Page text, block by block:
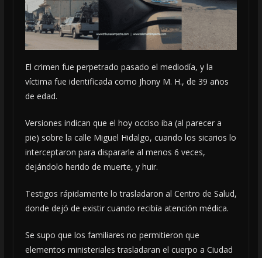
El crimen fue perpetrado pasado el mediodía, y la
víctima fue identificada como Jhony M. H., de 39 años
de edad.
Versiones indican que el hoy occiso iba (al parecer a
pie) sobre la calle Miguel Hidalgo, cuando los sicarios lo
interceptaron para dispararle al menos 6 veces,
dejándolo herido de muerte, y huir.
Testigos rápidamente lo trasladaron al Centro de Salud,
donde dejó de existir cuando recibía atención médica.
Se supo que los familiares no permitieron que
elementos ministeriales trasladaran el cuerpo a Ciudad